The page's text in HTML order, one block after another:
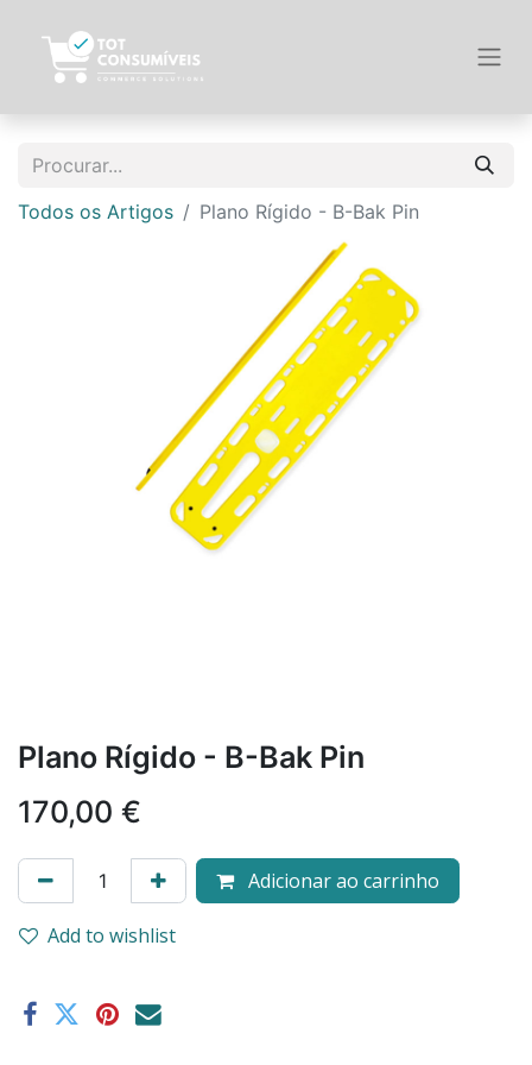
Todos os Artigos Plano Rígido - B-Bak Pin
Plano Rígido - B-Bak Pin
170,00 €
Adicionar ao carrinho
Add to wishlist